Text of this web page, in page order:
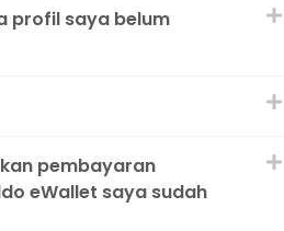
profil saya belum
pembayaran
eWallet saya sudah